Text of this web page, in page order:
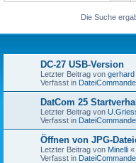
Die Suche
DC-27 USB-Version
Letzter Beitrag von
Verfasst in
DatCom 25
Letzter Beitrag von
Verfasst in
Öffnen von JPG-
Letzter Beitrag von Minelli «
Verfasst in